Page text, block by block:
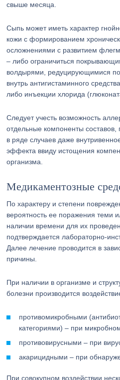
свыше месяца.
Сыпь может иметь характер
кожи с формированием
осложнениями с развитием
– либо ограничиться
волдырями, редуцирующимися
внутрь антигистаминного
либо инъекции хлорида
Следует учесть возможность
отдельные компоненты
в ряде случаев даже
эффекта ввиду истощения
организма.
Медикаментозные
По характеру и степени
вероятность ее поражения теми
наличии времени для их
подтверждается лабораторно-
Далее лечение проводится в
причины.
При наличии в организме и
болезни производится
противомикробными
категориями) – при
противовирусными – при
акарицидными – при
При совокупном воздействии